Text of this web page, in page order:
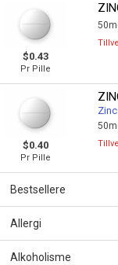
$0.43
Pr Pille
$0.40
Pr Pille
Bestsellere
Allergi
Alkoholisme